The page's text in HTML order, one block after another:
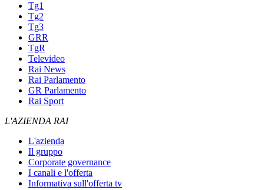
Tg1
Tg2
Tg3
GRR
TgR
Televideo
Rai News
Rai Parlamento
GR Parlamento
Rai Sport
L'AZIENDA RAI
L'azienda
Il gruppo
Corporate governance
I canali e l'offerta
Informativa sull'offerta tv